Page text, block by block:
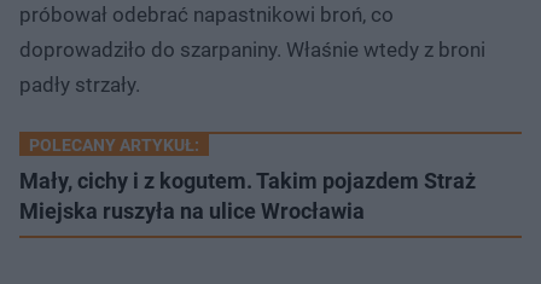
próbował odebrać napastnikowi broń, co
doprowadziło do szarpaniny. Właśnie wtedy z broni
padły strzały.
POLECANY ARTYKUŁ:
Mały, cichy i z kogutem. Takim pojazdem Straż
Miejska ruszyła na ulice Wrocławia